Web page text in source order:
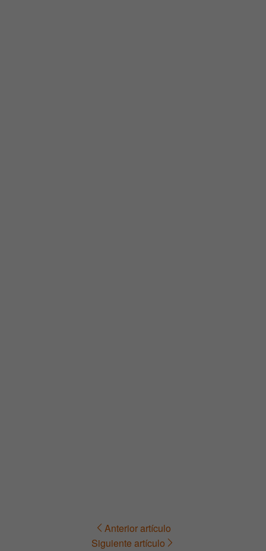
Navegación Anterior artículo
Siguiente artículo